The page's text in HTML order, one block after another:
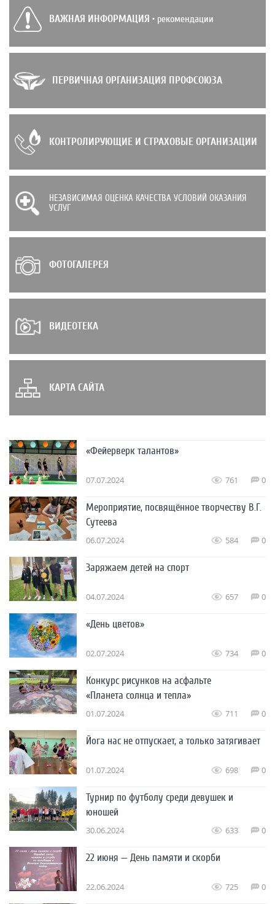
ВАЖНАЯ ИНФОРМАЦИЯ • рекомендации
ПЕРВИЧНАЯ ОРГАНИЗАЦИЯ ПРОФСОЮЗА
КОНТРОЛИРУЮЩИЕ И СТРАХОВЫЕ ОРГАНИЗАЦИИ
НЕЗАВИСИМАЯ ОЦЕНКА КАЧЕСТВА УСЛОВИЙ ОКАЗАНИЯ
УСЛУГ
ФОТОГАЛЕРЕЯ
ВИДЕОТЕКА
КАРТА САЙТА
«Фейерверк талантов»
07.07.2024 761 0
Мероприятие, посвящённое творчеству В.Г.
Сутеева
06.07.2024 584 0
Заряжаем детей на спорт
04.07.2024 657 0
«День цветов»
02.07.2024 734 0
Конкурс рисунков на асфальте
«Планета солнца и тепла»
01.07.2024 711 0
Йога нас не отпускает, а только затягивает
01.07.2024 698 0
Турнир по футболу среди девушек и
юношей
30.06.2024 633 0
22 июня — День памяти и скорби
22.06.2024 725 0